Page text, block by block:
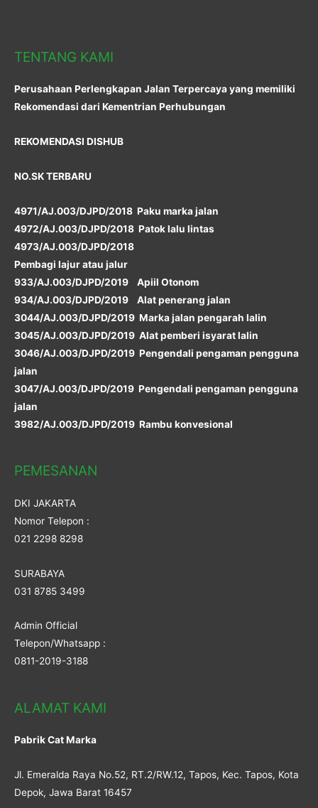
TENTANG KAMI
Perusahaan Perlengkapan Jalan Terpercaya yang memiliki
Rekomendasi dari Kementrian Perhubungan
REKOMENDASI DISHUB
NO.SK TERBARU
4971/AJ.003/DJPD/2018 Paku marka jalan
4972/AJ.003/DJPD/2018 Patok lalu lintas
4973/AJ.003/DJPD/2018
Pembagi lajur atau jalur
933/AJ.003/DJPD/2019 Apiil Otonom
934/AJ.003/DJPD/2019 Alat penerang jalan
3044/AJ.003/DJPD/2019 Marka jalan pengarah lalin
3045/AJ.003/DJPD/2019 Alat pemberi isyarat lalin
3046/AJ.003/DJPD/2019 Pengendali pengaman pengguna
jalan
3047/AJ.003/DJPD/2019 Pengendali pengaman pengguna
jalan
3982/AJ.003/DJPD/2019 Rambu konvesional
PEMESANAN
DKI JAKARTA
Nomor Telepon :
021 2298 8298
SURABAYA
031 8785 3499
Admin Official
Telepon/Whatsapp :
0811-2019-3188
ALAMAT KAMI
Pabrik Cat Marka
Jl. Emeralda Raya No.52, RT.2/RW.12, Tapos, Kec. Tapos, Kota
Depok, Jawa Barat 16457